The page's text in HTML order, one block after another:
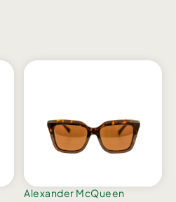
Alexander McQueen